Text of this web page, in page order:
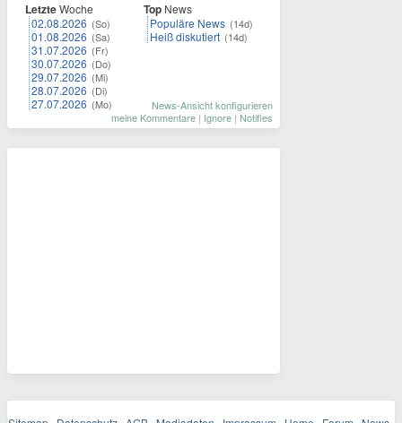
LetzteWoche
02.08.2026 (So)
01.08.2026 (Sa)
31.07.2026 (Fr)
30.07.2026 (Do)
29.07.2026 (Mi)
28.07.2026 (Di)
27.07.2026 (Mo)
Top News
Populäre News (14d)
Heiß diskutiert (14d)
News-Ansicht konfigurieren
meine Kommentare | Ignore | Notifies